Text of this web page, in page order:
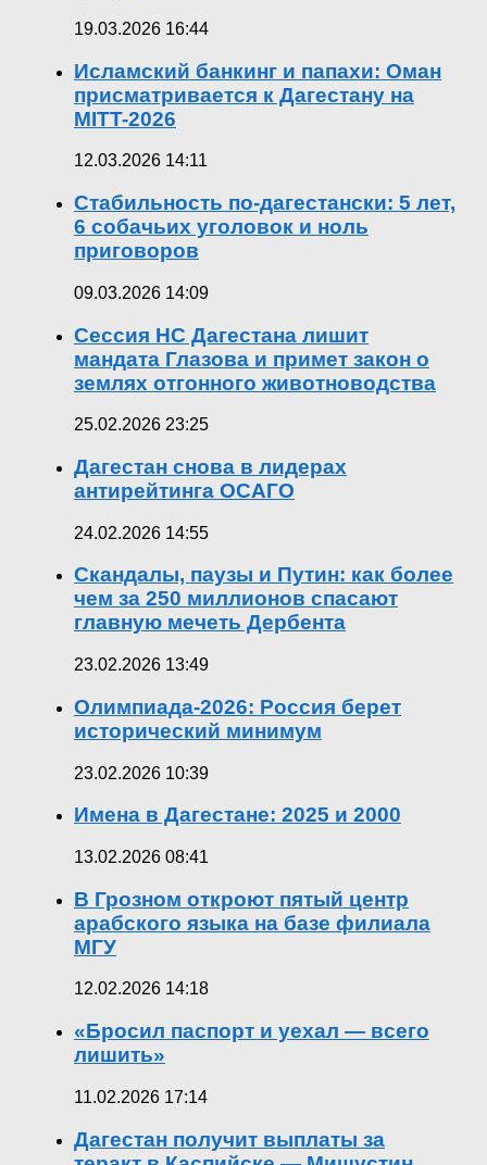
19.03.2026 16:44
Исламский банкинг и папахи: Оман
присматривается к Дагестану на
MITT-2026
12.03.2026 14:11
Стабильность по-дагестански: 5 лет,
6 собачьих уголовок и ноль
приговоров
09.03.2026 14:09
Сессия НС Дагестана лишит
мандата Глазова и примет закон о
землях отгонного животноводства
25.02.2026 23:25
Дагестан снова в лидерах
антирейтинга ОСАГО
24.02.2026 14:55
Скандалы, паузы и Путин: как более
чем за 250 миллионов спасают
главную мечеть Дербента
23.02.2026 13:49
Олимпиада-2026: Россия берет
исторический минимум
23.02.2026 10:39
Имена в Дагестане: 2025 и 2000
13.02.2026 08:41
В Грозном откроют пятый центр
арабского языка на базе филиала
МГУ
12.02.2026 14:18
«Бросил паспорт и уехал — всего
лишить»
11.02.2026 17:14
Дагестан получит выплаты за